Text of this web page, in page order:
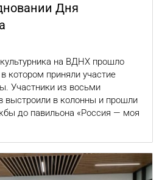
Дня
на ВДНХ прошло
котором приняли участие
Участники из восьми
выстроили в колонны и прошли
до павильона «Россия — моя